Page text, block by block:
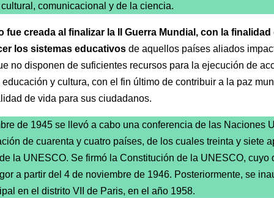
comunicacional y de la ciencia.
fue creada al finalizar la II Guerra Mundial, con la finalidad
los sistemas educativos de aquellos países aliados
no disponen de suficientes recursos para la ejecución de
educación y cultura, con el fin último de contribuir a la paz
de vida para sus ciudadanos.
de 1945 se llevó a cabo una conferencia de las Naciones
de cuarenta y cuatro países, de los cuales treinta y siete
la UNESCO. Se firmó la Constitución de la UNESCO, cuyo
a partir del 4 de noviembre de 1946. Posteriormente, se
en el distrito VII de Paris, en el año 1958.